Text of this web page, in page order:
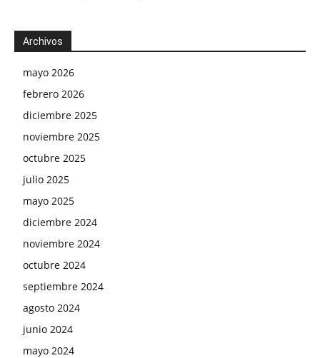
Archivos
mayo 2026
febrero 2026
diciembre 2025
noviembre 2025
octubre 2025
julio 2025
mayo 2025
diciembre 2024
noviembre 2024
octubre 2024
septiembre 2024
agosto 2024
junio 2024
mayo 2024